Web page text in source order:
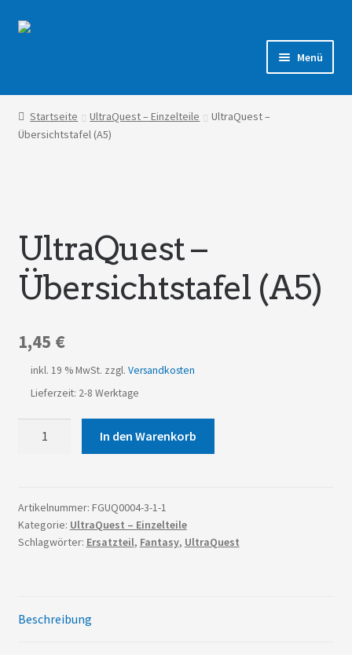
Zur
Zum
Menü
Shop
Forum
Startseite UltraQuest – Einzelteile
UltraQuest –
Übersichtstafel (A5)
UltraQuest –
Übersichtstafel (A5)
1,45 €
inkl. 19 % MwSt. zzgl. Versandkosten
Lieferzeit: 2-8 Werktage
Menge
In den Warenkorb
Artikelnummer: FGUQ0004-3-1-1
Kategorie: UltraQuest – Einzelteile
Schlagwörter: Ersatzteil, Fantasy, UltraQuest
Beschreibung